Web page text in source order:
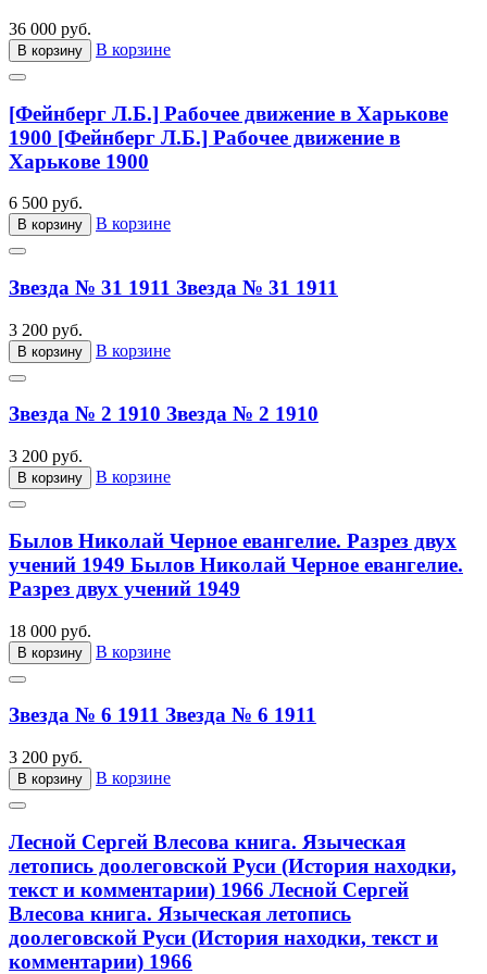
36 000 руб.
В корзину В корзине
[Фейнберг Л.Б.] Рабочее движение в Харькове
1900 [Фейнберг Л.Б.] Рабочее движение в
Харькове 1900
6 500 руб.
В корзину В корзине
Звезда № 31 1911 Звезда № 31 1911
3 200 руб.
В корзину В корзине
Звезда № 2 1910 Звезда № 2 1910
3 200 руб.
В корзину В корзине
Былов Николай Черное евангелие. Разрез двух
учений 1949 Былов Николай Черное евангелие.
Разрез двух учений 1949
18 000 руб.
В корзину В корзине
Звезда № 6 1911 Звезда № 6 1911
3 200 руб.
В корзину В корзине
Лесной Сергей Влесова книга. Языческая
летопись доолеговской Руси (История находки,
текст и комментарии) 1966 Лесной Сергей
Влесова книга. Языческая летопись
доолеговской Руси (История находки, текст и
комментарии) 1966